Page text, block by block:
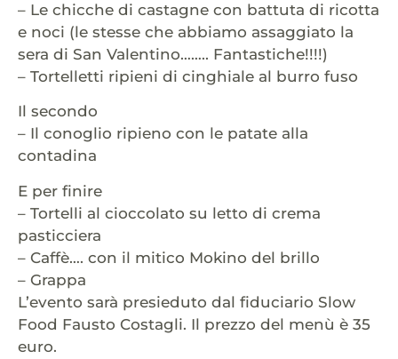
– Le chicche di castagne con battuta di ricotta
e noci (le stesse che abbiamo assaggiato la
sera di San Valentino…….. Fantastiche!!!!)
– Tortelletti ripieni di cinghiale al burro fuso
Il secondo
– Il conoglio ripieno con le patate alla
contadina
E per finire
– Tortelli al cioccolato su letto di crema
pasticciera
– Caffè…. con il mitico Mokino del brillo
– Grappa
L’evento sarà presieduto dal fiduciario Slow
Food Fausto Costagli. Il prezzo del menù è 35
euro.